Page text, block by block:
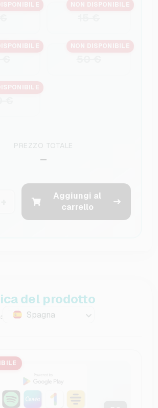
NON DISPONIBILE
NON DISPONIBILE
PREZZO TOTALE
–
Aggiungi al
carrello
del prodotto
Spagna